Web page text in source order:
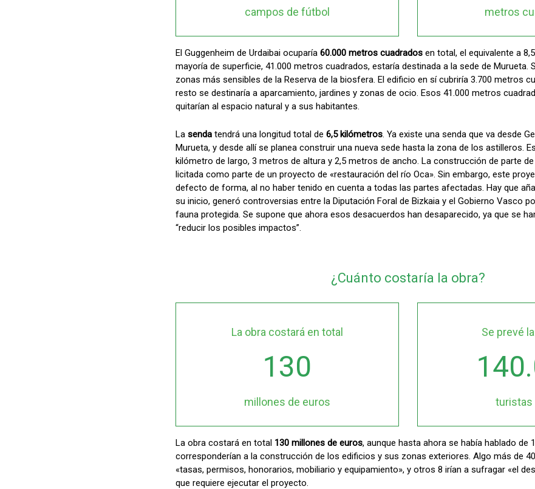
campos de fútbol metros
El Guggenheim de Urdaibai ocuparía 60.000 metros cuadradosen total, el equivalente a
mayoría de superficie, 41.000 metros cuadrados, estaría destinada a la sede de Murueta.
zonas más sensibles de la Reserva de la biosfera. El edificio en sí cubriría 3.700 metros
resto se destinaría a aparcamiento, jardines y zonas de ocio. Esos 41.000 metros
quitarían al espacio natural y a sus habitantes.
La sendatendrá una longitud total de 6,5 kilómetros. Ya existe una senda que va desde
Murueta, y desde allí se planea construir una nueva sede hasta la zona de los astilleros.
kilómetro de largo, 3 metros de altura y 2,5 metros de ancho. La construcción de parte
licitada como parte de un proyecto de «restauración del río Oca». Sin embargo, este
defecto de forma, al no haber tenido en cuenta a todas las partes afectadas. Hay que
su inicio, generó controversias entre la Diputación Foral de Bizkaia y el Gobierno Vasco
fauna protegida. Se supone que ahora esos desacuerdos han desaparecido, ya que se
“reducir los posibles impactos”.
¿Cuánto costaría la obra?
La obra costará en total
130
millones de euros
Se prevé
turistas
La obra costará en total 130 millones de euros, aunque hasta ahora se había hablado de
corresponderían a la construcción de los edificios y sus zonas exteriores. Algo más de
«tasas, permisos, honorarios, mobiliario y equipamiento», y otros 8 irían a sufragar «el
que requiere ejecutar el proyecto.